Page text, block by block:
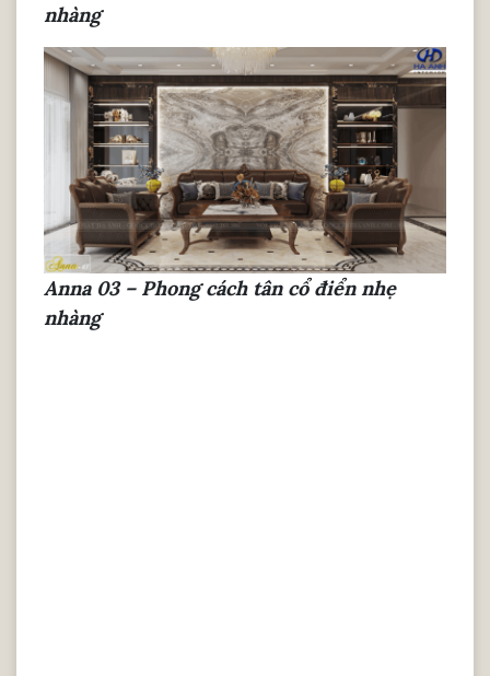
nhàng
Anna 03 – Phong cách tân cổ điển nhẹ
nhàng